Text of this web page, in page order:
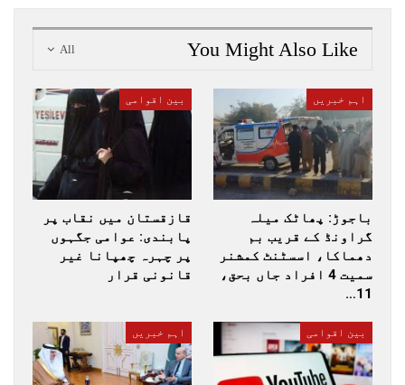
All You Might Also Like
اہم خبریں
باجوڑ: پھاٹک میلہ
گراونڈ کے قریب بم
دھماکا، اسسٹنٹ کمشنر
سمیت 4 افراد جاں بحق،
11…
بین اقوامی
قازقستان میں نقاب پر
پابندی: عوامی جگہوں
پر چہرہ چھپانا غیر
قانونی قرار
بین اقوامی اہم خبریں